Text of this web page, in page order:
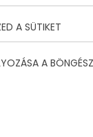
már
egy fertőzésről
szó. Ilyenkor
egy orvost és
A SÜTIKET
A